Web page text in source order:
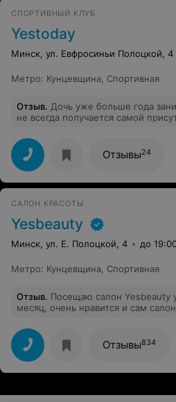
СПОРТИВНЫЙ КЛУБ
Yestoday
Минск, ул. Евфросиньи Полоцкой, 4
Метро: Кунцевщина Спортивная
Отзыв. Дочь уже больше года
не всегда получается самой
смотреть как она тренируется-
последнее время какие то
никто ничего не делает..
Отзывы24
САЛОН КРАСОТЫ
Yesbeauty
Минск, ул. Е. Полоцкой, 4 до
Метро: Кунцевщина Спортивная
Отзыв. Посещаю салон Yesbeauty
месяц, очень нравится и сам
косметология, макияж), это очень
которые, как я, экономят свое
благодарность косметологу
посещения всегда выхожу с
а главное! восстановление после
Отзывы834